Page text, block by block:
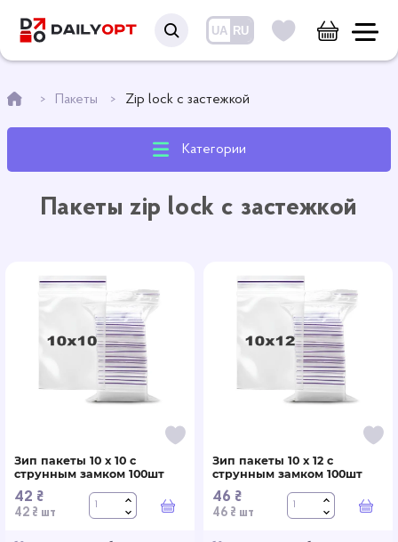
UA RU
Пакеты Zip lock с застежкой
Категории
Пакеты zip lock с застежкой
Зип пакеты 10 x 10 с
струнным замком 100шт
42 ₴
42 ₴ шт В корзину
Зип пакеты 10 x 12 с
струнным замком 100шт
46 ₴
46 ₴ шт В